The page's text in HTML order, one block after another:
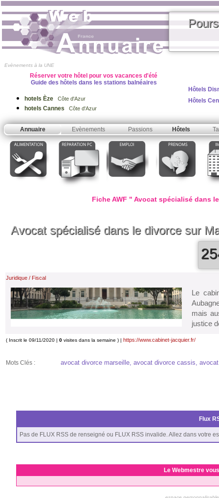
Evènements à la UNE
Réserver votre hôtel pour vos vacances d'été
Guide des hôtels dans les stations balnéaires
hotels Èze Côte d'Azur
hotels Cannes Côte d'Azur
Hôtels
Hôtels
Annuaire Evènements Passions Hôtels
Fiche AWF " Avocat spécialisé dans
Avocat spécialisé dans le divorce sur
Juridique / Fiscal
Le
mais
justice
( Inscrit le 09/11/2020 | 0 visites dans la semaine ) | https://www.cabinet-jacquier.fr/
Mots Clés : avocat divorce marseille, avocat divorce cassis,
Flux
Pas de FLUX RSS de renseigné ou FLUX RSS invalide. Allez dans votre
Le Webmestre